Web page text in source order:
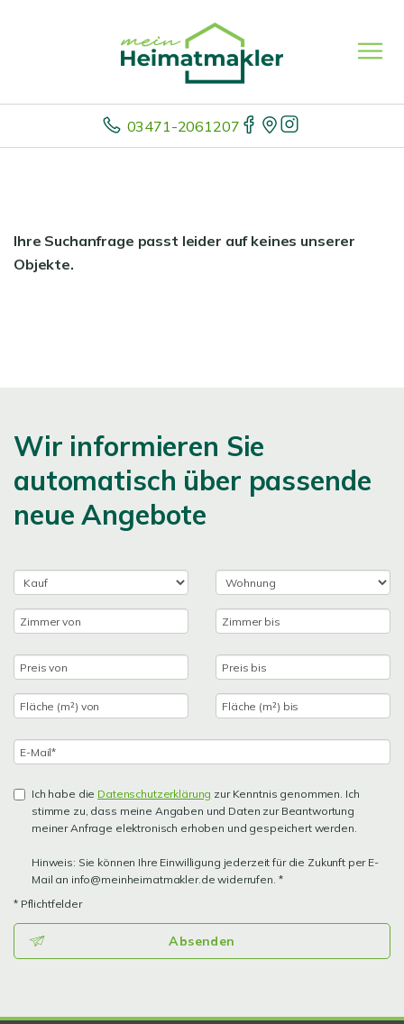
03471-2061207
Ihre Suchanfrage passt leider auf keines unserer
Objekte.
Wir informieren Sie
automatisch über passende
neue Angebote
Ich habe die Datenschutzerklärung zur Kenntnis genommen. Ich
stimme zu, dass meine Angaben und Daten zur Beantwortung
meiner Anfrage elektronisch erhoben und gespeichert werden.
Hinweis: Sie können Ihre Einwilligung jederzeit für die Zukunft per E-
Mail an info@meinheimatmakler.de widerrufen. *
* Pflichtfelder
Absenden